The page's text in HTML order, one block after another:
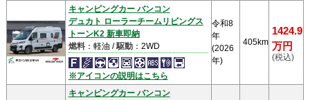
キャンピングカー バンコン
デュカト ローラーチームリビングス
トーンK2 新車即納
燃料：軽油 /駆動：2WD
※アイコンの説明はこちら
令和8
年
(2026
年)
405km
1424.9
万円
(税込)
キャンピングカー バンコン